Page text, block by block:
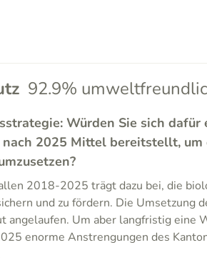
92.9%
Würden Sie sich dafür
nach 2025 Mittel bereitstellt, um
2018-2025 trägt dazu bei, die
und zu fördern. Die Umsetzung
angelaufen. Um aber langfristig eine
enorme Anstrengungen des